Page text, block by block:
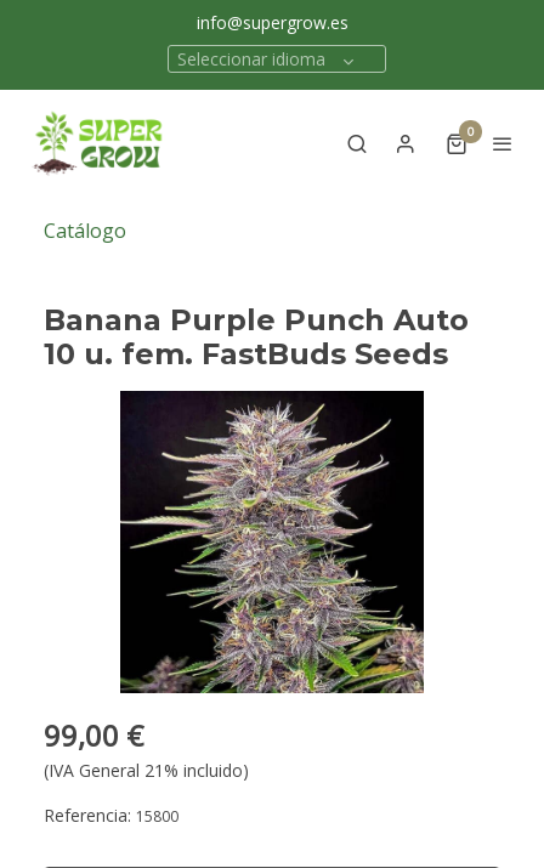
info@supergrow.es
Seleccionar idioma
0
Catálogo
Banana Purple Punch Auto
10 u. fem. FastBuds Seeds
99,00 €
(IVA General 21% incluido)
Referencia: 15800